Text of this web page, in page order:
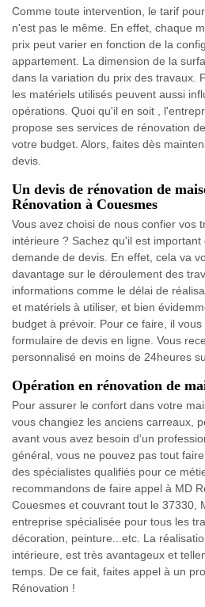
Comme toute intervention, le tarif
n'est pas le même. En effet, chaque
prix peut varier en fonction de la
appartement. La dimension de la
dans la variation du prix des travaux.
les matériels utilisés peuvent aussi
opérations. Quoi qu'il en soit ,
propose ses services de rénovation
votre budget. Alors, faites dès
devis.
Un devis de rénovation de
Rénovation à Couesmes
Vous avez choisi de nous confier vos
intérieure ? Sachez qu'il est
demande de devis. En effet, cela va
davantage sur le déroulement des
informations comme le délai de
et matériels à utiliser, et bien
budget à prévoir. Pour ce faire, il
formulaire de devis en ligne. Vous
personnalisé en moins de 24heures
Opération en rénovation de
Pour assurer le confort dans votre
vous changiez les anciens carreaux,
avant vous avez besoin d’un
général, vous ne pouvez pas tout
des spécialistes qualifiés pour ce
recommandons de faire appel à MD
Couesmes et couvrant tout le 37330,
entreprise spécialisée pour tous les
décoration, peinture...etc. La
intérieure, est très avantageux et
temps. De ce fait, faites appel à un
Rénovation !